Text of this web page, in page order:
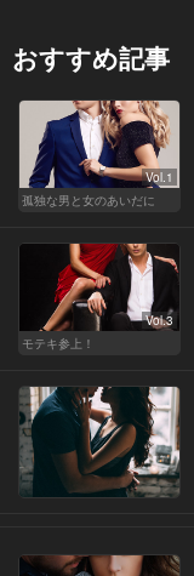
おすすめ記事
Vol.1
孤独な男と女のあいだに
Vol.3
モテキ参上！